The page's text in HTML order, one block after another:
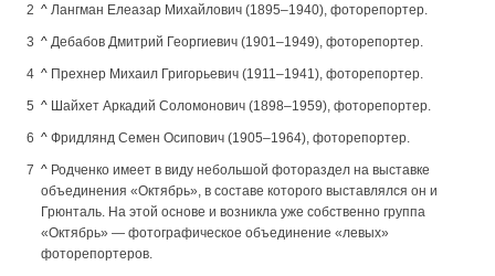
^ Лангман Елеазар Михайлович (1895–1940), фоторепортер.
^ Дебабов Дмитрий Георгиевич (1901–1949), фоторепортер.
^ Прехнер Михаил Григорьевич (1911–1941), фоторепортер.
^ Шайхет Аркадий Соломонович (1898–1959), фоторепортер.
^ Фридлянд Семен Осипович (1905–1964), фоторепортер.
^ Родченко имеет в виду небольшой фотораздел на выставке
объединения «Октябрь», в составе которого выставлялся он и
Грюнталь. На этой основе и возникла уже собственно группа
«Октябрь» — фотографическое объединение «левых»
фоторепортеров.